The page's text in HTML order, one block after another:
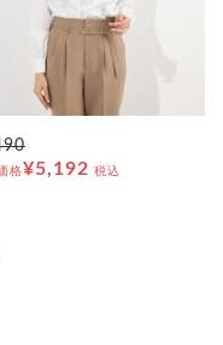
格¥5,192 税込